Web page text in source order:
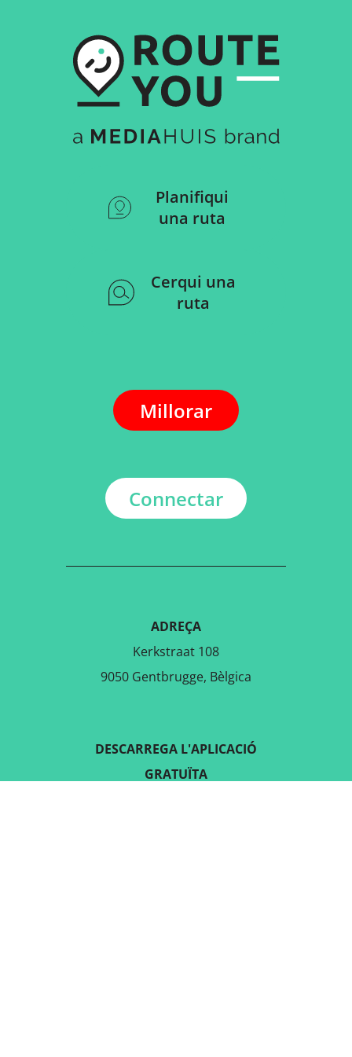
Planifiqui
una ruta
Cerqui una
ruta
Millorar
Connectar
ADREÇA
Kerkstraat 108
9050 Gentbrugge, Bèlgica
DESCARREGA L'APLICACIÓ
GRATUÏTA